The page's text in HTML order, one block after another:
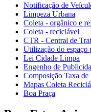
Notificação de
Limpeza Urbana
Coleta - orgânico e
Coleta - reciclável
CTR - Central de
Utilização do espaço
Lei Cidade Limpa
Engenho de
Composição Taxa
Mapas Coleta
Boa Praça